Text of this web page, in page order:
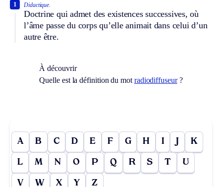
Didactique.
Doctrine qui admet des existences successives, où
l’âme passe du corps qu’elle animait dans celui d’un
autre être.
1
À découvrir
Quelle est la définition du mot radiodiffuseur?
A B C D E F G H I J K
L M N O P Q R S T U
V W X Y Z